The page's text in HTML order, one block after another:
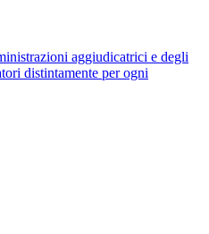
aggiudicatrici e degli
distintamente per ogni